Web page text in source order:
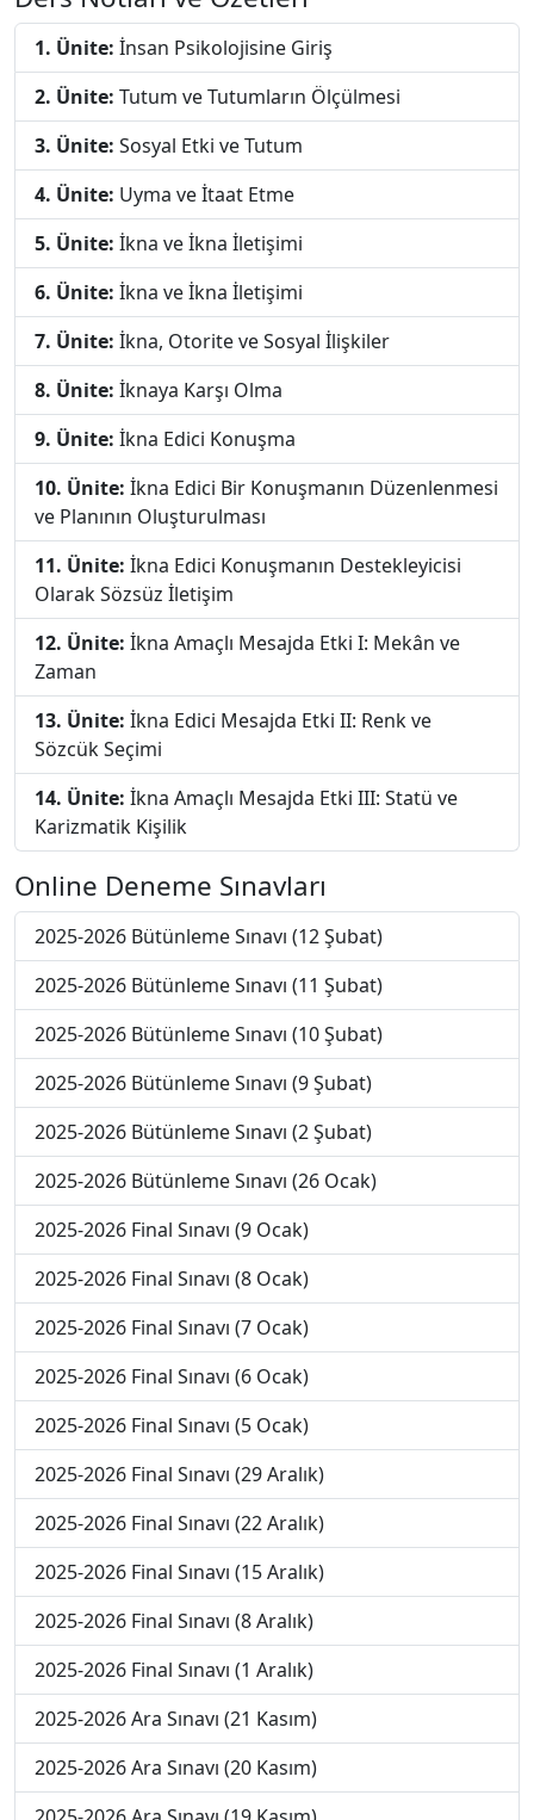
1. Ünite: İnsan Psikolojisine Giriş
2. Ünite: Tutum ve Tutumların Ölçülmesi
3. Ünite: Sosyal Etki ve Tutum
4. Ünite: Uyma ve İtaat Etme
5. Ünite: İkna ve İkna İletişimi
6. Ünite: İkna ve İkna İletişimi
7. Ünite: İkna, Otorite ve Sosyal İlişkiler
8. Ünite: İknaya Karşı Olma
9. Ünite: İkna Edici Konuşma
10. Ünite: İkna Edici Bir Konuşmanın Düzenlenmesi
ve Planının Oluşturulması
11. Ünite: İkna Edici Konuşmanın Destekleyicisi
Olarak Sözsüz İletişim
12. Ünite: İkna Amaçlı Mesajda Etki I: Mekân ve
Zaman
13. Ünite: İkna Edici Mesajda Etki II: Renk ve
Sözcük Seçimi
14. Ünite: İkna Amaçlı Mesajda Etki III: Statü ve
Karizmatik Kişilik
Online Deneme Sınavları
2025-2026 Bütünleme Sınavı (12 Şubat)
2025-2026 Bütünleme Sınavı (11 Şubat)
2025-2026 Bütünleme Sınavı (10 Şubat)
2025-2026 Bütünleme Sınavı (9 Şubat)
2025-2026 Bütünleme Sınavı (2 Şubat)
2025-2026 Bütünleme Sınavı (26 Ocak)
2025-2026 Final Sınavı (9 Ocak)
2025-2026 Final Sınavı (8 Ocak)
2025-2026 Final Sınavı (7 Ocak)
2025-2026 Final Sınavı (6 Ocak)
2025-2026 Final Sınavı (5 Ocak)
2025-2026 Final Sınavı (29 Aralık)
2025-2026 Final Sınavı (22 Aralık)
2025-2026 Final Sınavı (15 Aralık)
2025-2026 Final Sınavı (8 Aralık)
2025-2026 Final Sınavı (1 Aralık)
2025-2026 Ara Sınavı (21 Kasım)
2025-2026 Ara Sınavı (20 Kasım)